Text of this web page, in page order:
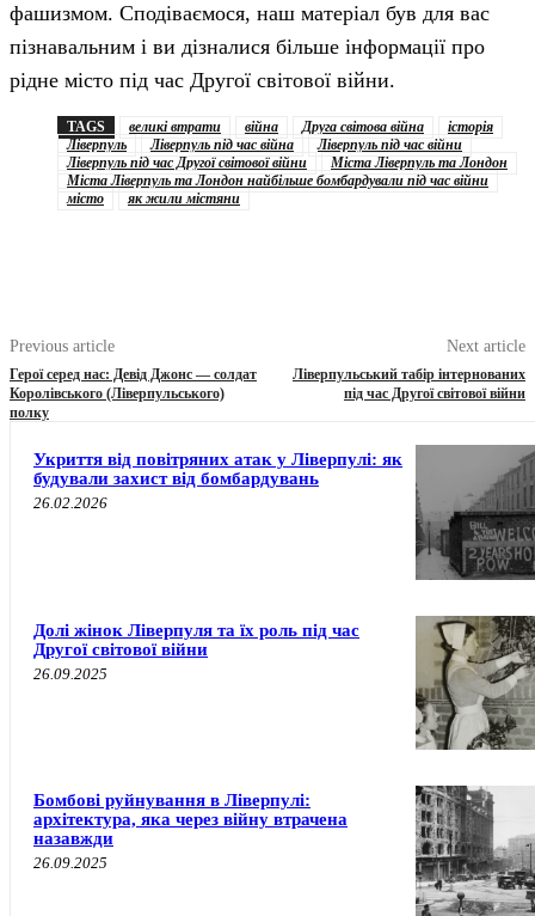
фашизмом. Сподіваємося, наш матеріал був для вас
пізнавальним і ви дізналися більше інформації про
рідне місто під час Другої світової війни.
TAGS великі втрати війна Друга світова війна
історія
Ліверпуль
Ліверпуль під час війна
Ліверпуль під час війни
Ліверпуль під час Другої світової війни
Міста Ліверпуль та Лондон
Міста Ліверпуль та Лондон найбільше бомбардували під час війни
місто
як жили містяни
Previous article
Герої серед нас: Девід Джонс — солдат
Королівського (Ліверпульського)
полку
Next article
Ліверпульський табір інтернованих
під час Другої світової війни
Укриття від повітряних атак у Ліверпулі: як
будували захист від бомбардувань
26.02.2026
Долі жінок Ліверпуля та їх роль під час
Другої світової війни
26.09.2025
Бомбові руйнування в Ліверпулі:
архітектура, яка через війну втрачена
назавжди
26.09.2025